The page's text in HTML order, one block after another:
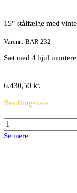
15″ stålfælge med
Varenr.: BAR-232
Sæt med 4 hjul
6.430,50 kr.
Bestillingsvare
15"
stålfælge
med
Se mere